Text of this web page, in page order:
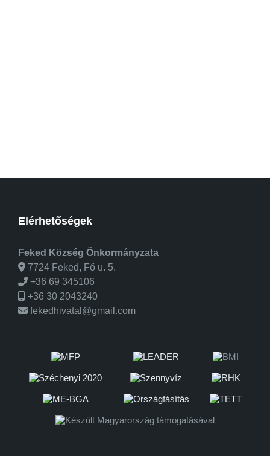
Elérhetőségek
Feked Község Önkormányzata
7724 Feked, Fő u. 5.
+36 69 345106
+36 30 2043240
fekedhivatal@gmail.com